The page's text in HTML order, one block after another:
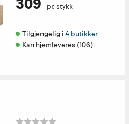
pr. stykk
Tilgjengelig i 4 butikker
Kan hjemleveres (106)